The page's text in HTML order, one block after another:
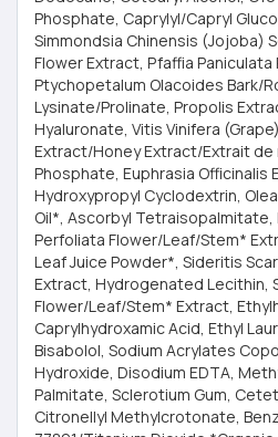
Phosphate, Caprylyl/Capryl
Simmondsia Chinensis (Jojoba)
Flower Extract, Pfaffia
Ptychopetalum Olacoides Bark/
Lysinate/Prolinate, Propolis
Hyaluronate, Vitis Vinifera
Extract/Honey Extract/Extrait
Phosphate, Euphrasia Officinalis
Hydroxypropyl Cyclodextrin,
Oil*, Ascorbyl Tetraisopalmitate,
Perfoliata Flower/Leaf/Stem*
Leaf Juice Powder*, Sideritis
Extract, Hydrogenated Lecithin,
Flower/Leaf/Stem* Extract,
Caprylhydroxamic Acid, Ethyl
Bisabolol, Sodium Acrylates
Hydroxide, Disodium EDTA,
Palmitate, Sclerotium Gum,
Citronellyl Methylcrotonate,